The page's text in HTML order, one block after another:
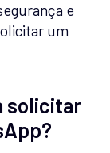
e
um
solicitar